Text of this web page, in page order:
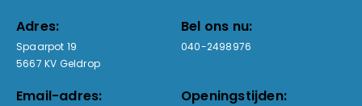
Adres:
Spaarpot 19
5667 KV Geldrop
Bel ons nu:
040-2498976
Email-adres: Openingstijden: